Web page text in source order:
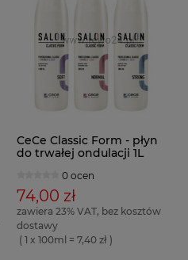
CeCe Classic Form - płyn
do trwałej ondulacji 1L
0 ocen
74,00 zł
zawiera 23% VAT, bez kosztów
dostawy
( 1 x 100ml = 7,40 zł )